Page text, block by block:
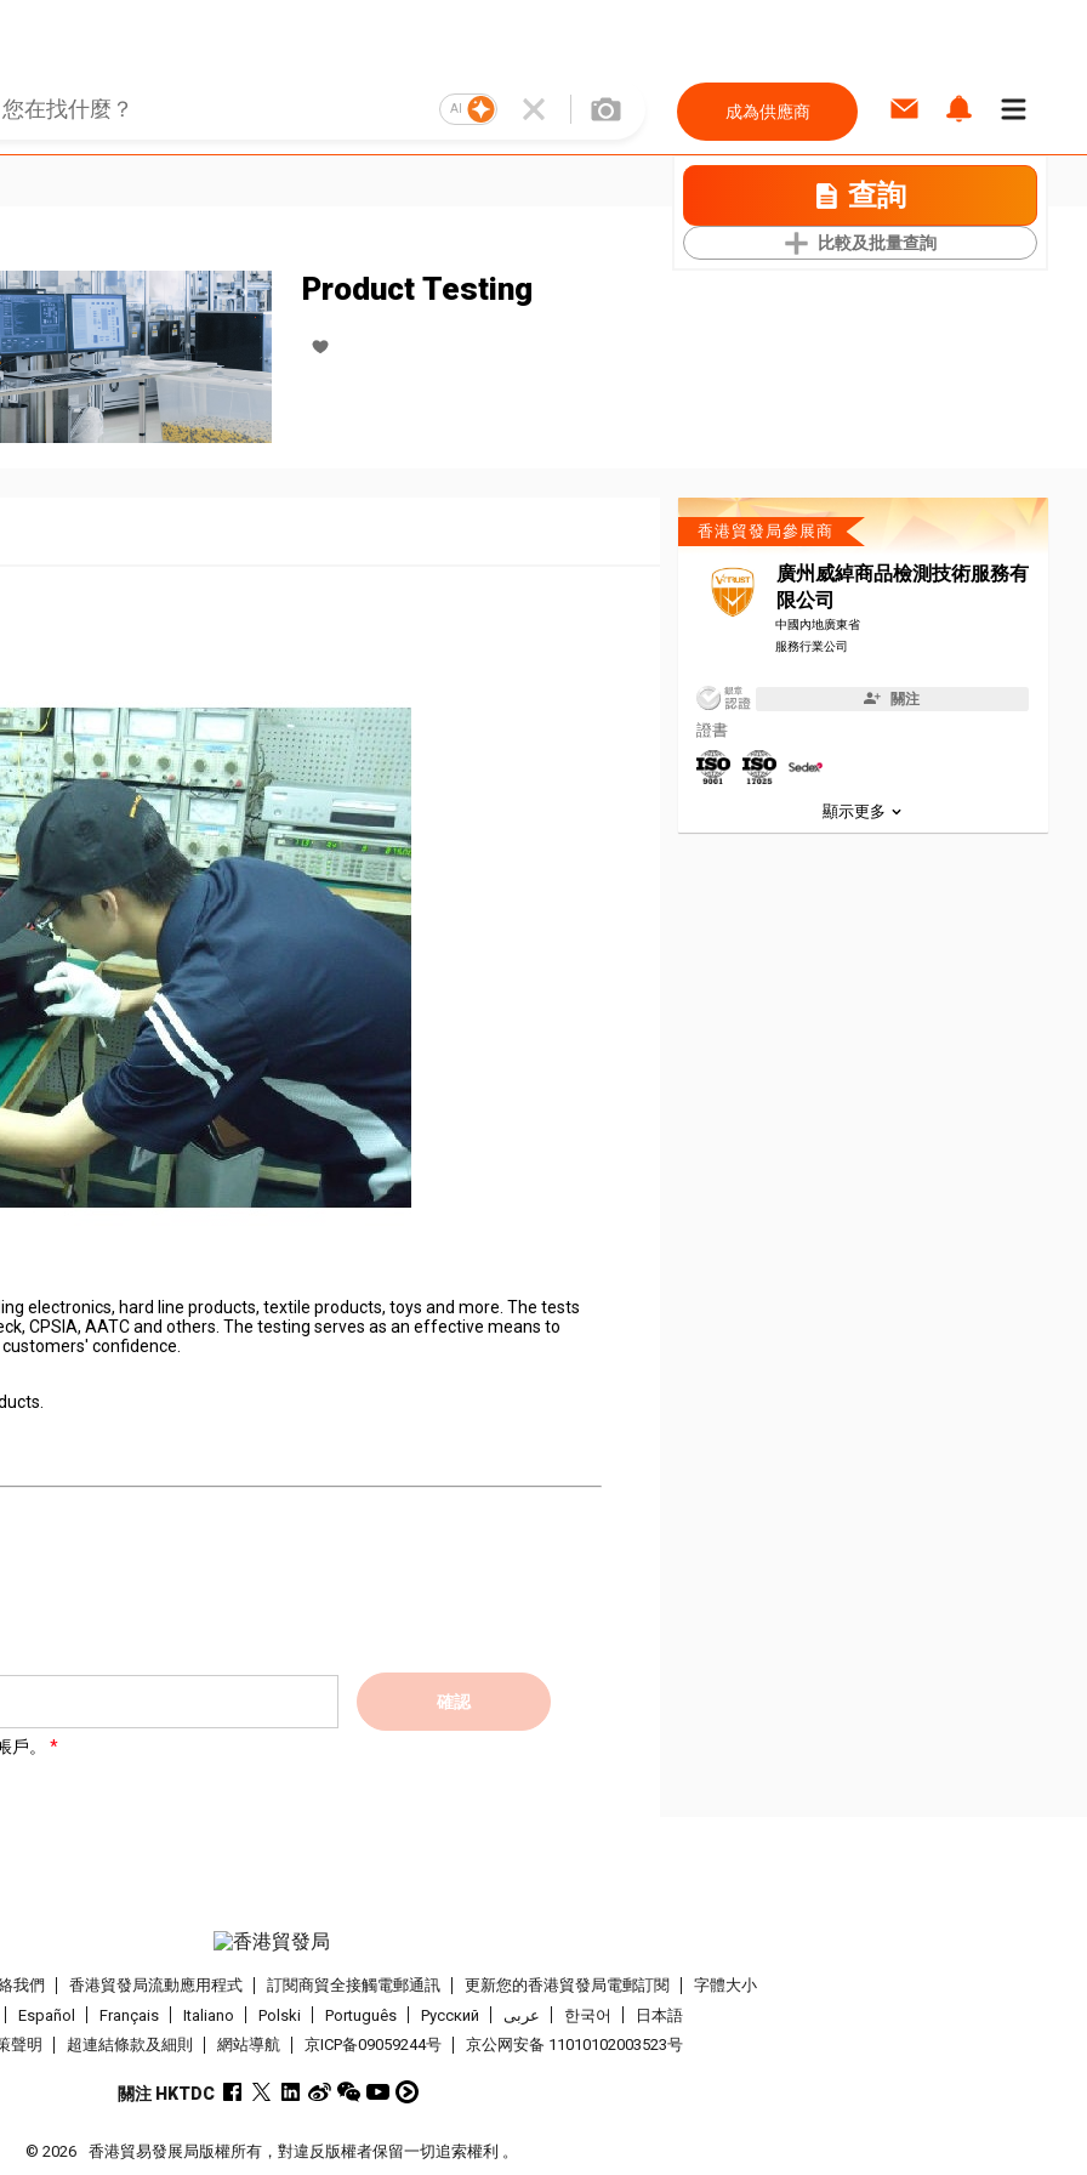
AI 成為供應商
查詢
比較及批量查詢
Product Testing
electronics, hard line products, textile products, toys and more. The tests
CPSIA, AATC and others. The testing serves as an effective means to
confidence.
確認
。
香港貿發局參展商
廣州威綽商品檢測技術服務有
限公司
中國內地廣東省
服務行業公司
關注
證書
顯示更多
我們 香港貿發局流動應用程式 訂閱商貿全接觸電郵通訊 更新您的香港貿發局電郵訂閱
字體大小
Español
Français Italiano Polski Português Pусский عربى 한국어
日本語
聲明
超連結條款及細則 網站導航 京ICP备09059244号 京公网安备 11010102003523号
關注 HKTDC
© 2026 香港貿易發展局版權所有，對違反版權者保留一切追索權利 。